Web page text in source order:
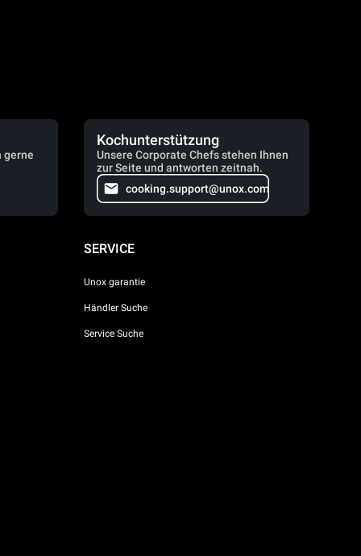
gerne
Kochunterstützung
Unsere Corporate Chefs stehen Ihnen
zur Seite und antworten zeitnah.
cooking.support@unox.com
SERVICE
Unox garantie
Händler Suche
Service Suche